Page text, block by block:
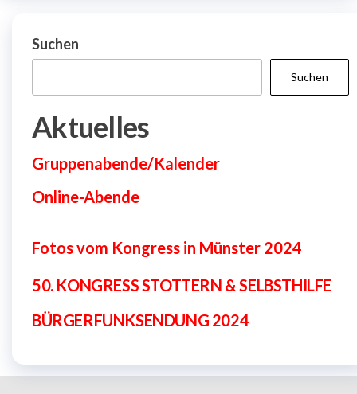
Suchen
Suchen
Aktuelles
Gruppenabende/Kalender
Online-Abende
Fotos vom Kongress in Münster 2024
50. KONGRESSSTOTTERN & SELBSTHILFE
BÜRGERFUNKSENDUNG 2024